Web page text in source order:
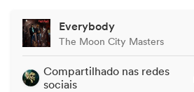
Everybody
The Moon City Masters
Compartilhado nas redes
sociais